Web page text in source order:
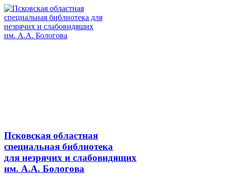
Псковская областная
специальная библиотека
для незрячих и слабовидящих
им. А.А. Бологова